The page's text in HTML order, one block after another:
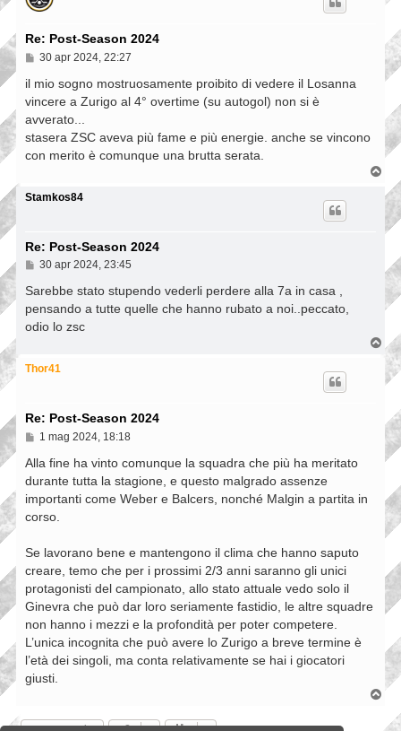
Re: Post-Season 2024
M
s
a
g
i
o
30 apr 2024, 22:27
il mio sogno mostruosamente proibito di vedere il Losanna
vincere a Zurigo al 4° overtime (su autogol) non si è
avverato...
stasera ZSC aveva più fame e più energie. anche se vincono
con merito è comunque una brutta serata.
p
Stamkos84
Re: Post-Season 2024
M
s
a
g
o
30 apr 2024, 23:45
Sarebbe stato stupendo vederli perdere alla 7a in casa ,
pensando a tutte quelle che hanno rubato a noi..peccato,
odio lo zsc
T
o
Thor41
Re: Post-Season 2024
M
s
a
g
i
1 mag 2024, 18:18
Alla fine ha vinto comunque la squadra che più ha meritato
durante tutta la stagione, e questo malgrado assenze
importanti come Weber e Balcers, nonché Malgin a partita in
corso.
Se lavorano bene e mantengono il clima che hanno saputo
creare, temo che per i prossimi 2/3 anni saranno gli unici
protagonisti del campionato, allo stato attuale vedo solo il
Ginevra che può dar loro seriamente fastidio, le altre squadre
non hanno i mezzi e la profondità per poter competere.
L’unica incognita che può avere lo Zurigo a breve termine è
l’età dei singoli, ma conta relativamente se hai i giocatori
giusti.